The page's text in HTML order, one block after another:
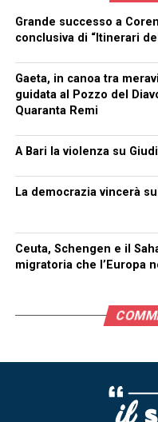
Grande successo a
conclusiva di “Itinerari
Gaeta, in canoa tra
guidata al Pozzo del
Quaranta Remi
A Bari la violenza su
La democrazia vincerà
Ceuta, Schengen e il
migratoria che l’Europa